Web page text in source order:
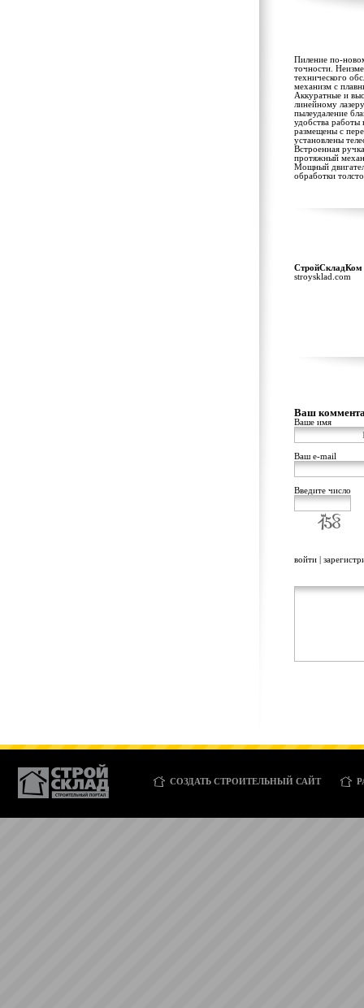
Пиление по-
точности.
технического
механизм с
Аккуратные и
линейному
пылеудаление
удобства работы
размещены с
установлены
Встроенная
протяжный
Мощный
обработки
СтройСкладКом
stroysklad.com
Ваш
Ваше имя
Ваш e-mail
Введите число
войти|
СОЗДАТЬ СТРОИТЕЛЬНЫЙ САЙТ